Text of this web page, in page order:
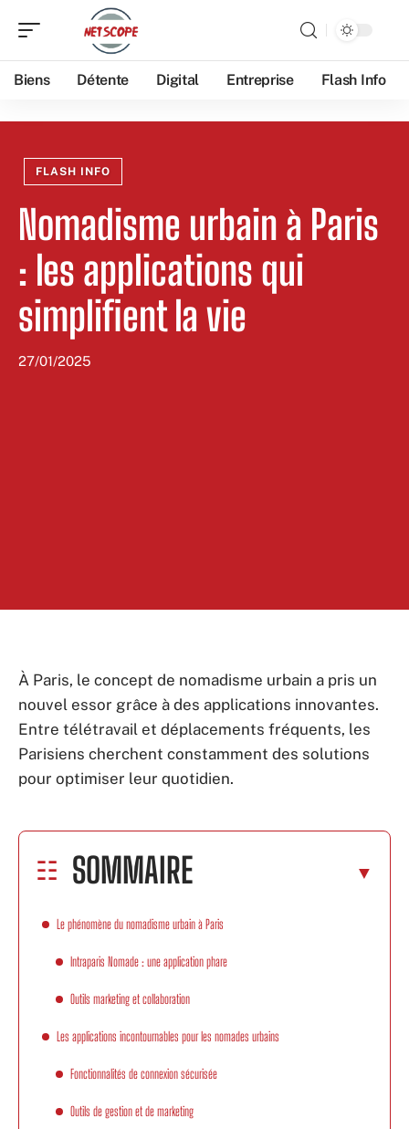
Biens Détente Digital Entreprise Flash Info
FLASH INFO
Nomadisme urbain à Paris
: les applications qui
simplifient la vie
27/01/2025
À Paris, le concept de nomadisme urbain a pris un
nouvel essor grâce à des applications innovantes.
Entre télétravail et déplacements fréquents, les
Parisiens cherchent constamment des solutions
pour optimiser leur quotidien.
SOMMAIRE
Le phénomène du nomadisme urbain à Paris
Intraparis Nomade : une application phare
Outils marketing et collaboration
Les applications incontournables pour les nomades urbains
Fonctionnalités de connexion sécurisée
Outils de gestion et de marketing